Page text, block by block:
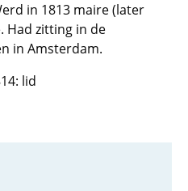
in 1813 maire (later
Had zitting in de
in Amsterdam.
lid